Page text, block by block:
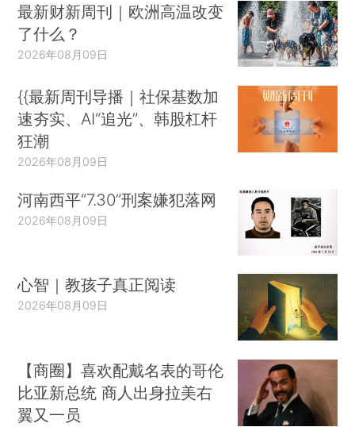
最新财新周刊｜欧洲高温改变
了什么？
2026年08月09日
{{最新周刊导播｜社保基数加
速夯实、AI“追光”、韩股杠杆
狂潮
2026年08月09日
河南西平“7.30”刑案嫌犯落网
2026年08月09日
心智｜教孩子真正阅读
2026年08月09日
【商圈】喜欢配戴名表的哥伦
比亚新总统 商人出身拉美右
翼又一员